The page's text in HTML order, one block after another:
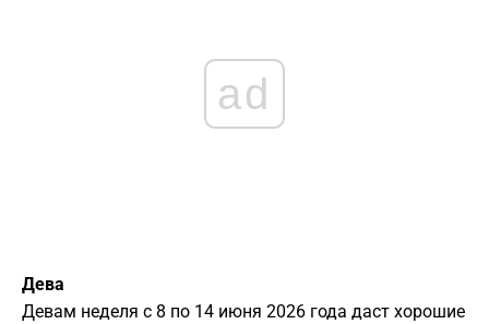
ad
Дева
Девам неделя с 8 по 14 июня 2026 года даст хорошие